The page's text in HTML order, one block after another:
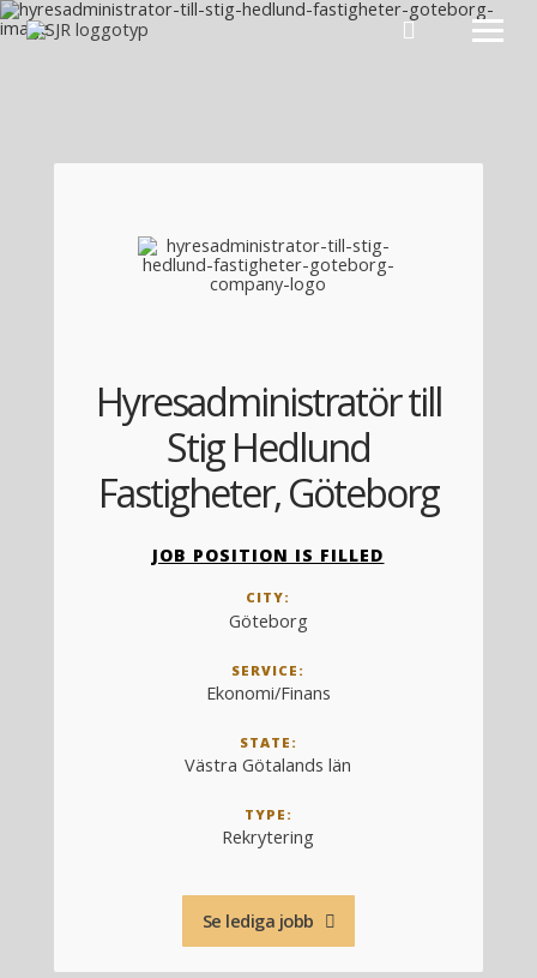
Hoppa till innehåll
JOB POSITION IS FILLED
CITY:
Göteborg
SERVICE:
Ekonomi/Finans
STATE:
Västra Götalands län
TYPE:
Rekrytering
Hyresadministratör till
Stig Hedlund
Fastigheter, Göteborg
Se lediga jobb